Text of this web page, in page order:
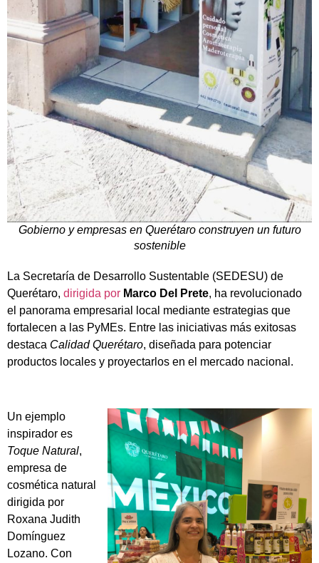
Gobierno y empresas en Querétaro construyen un futuro
sostenible
La Secretaría de Desarrollo Sustentable (SEDESU) de
Querétaro, dirigida por Marco Del Prete, ha revolucionado
el panorama empresarial local mediante estrategias que
fortalecen a las PyMEs. Entre las iniciativas más exitosas
destaca Calidad Querétaro, diseñada para potenciar
productos locales y proyectarlos en el mercado nacional.
Un ejemplo
inspirador es
Toque Natural,
empresa de
cosmética natural
dirigida por
Roxana Judith
Domínguez
Lozano. Con